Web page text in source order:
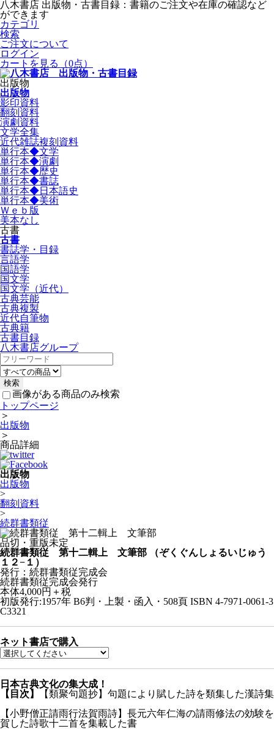
八木書店 出版物・古書目録：書籍のご注文や在庫の確認など
ができます
カテゴリ
検索
ご注文について
ログイン
カートを見る
（0点）
出版物
出版物
影印資料
翻刻資料
演劇資料
文学全集
近代雑誌複刻資料
単行本◆文学
単行本◆演劇
単行本◆歴史
単行本◆書誌
単行本◆日本語史
単行本◆美術
Ｗｅｂ版
美本なし
古書
古書
書誌学・目録
言語学
国語学
国文学
国文学（近代）
古典芸能
古典複製
近代自筆物
古典籍
古書目録
八木書店グループ
画像がある商品のみ検索
トップページ
＞
出版物
＞
商品詳細
出版物
出版物
>
翻刻資料
>
続群書類従
品切・重版未定
続群書類従 第十二輯上 文筆部
（ぞくぐんしょるいじゅう
１２−１）
発行：続群書類従完成会
続群書類従完成会発行
本体4,000円＋税
初版発行:1957年 B6判・上製・函入・508頁 ISBN 4-7971-0061-3
C3321
ネット書店で購入
日本古典文化の集大成！
【目次】
【類聚句題抄】句題により賦した詩を類集した漢詩集
【小野僧正請雨行法賀雨詩】長元六年仁海の請雨修法の効験を
賀した詩歌十二首を集載した書